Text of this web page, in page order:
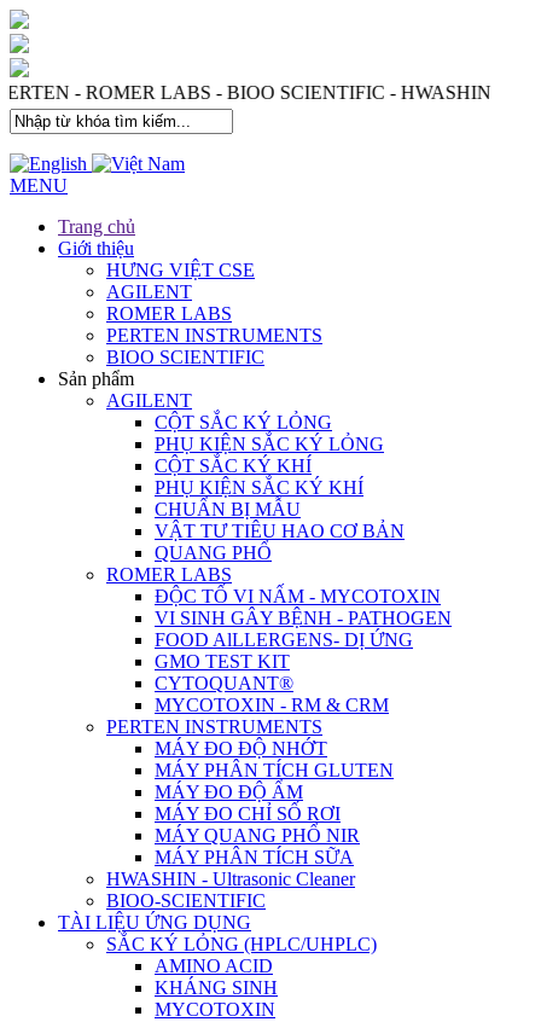
- ROMER LABS - BIOO SCIENTIFIC - HWASHIN
MENU
Trang chủ
Giới thiệu
HƯNG VIỆT CSE
AGILENT
ROMER LABS
PERTEN INSTRUMENTS
BIOO SCIENTIFIC
Sản phẩm
AGILENT
CỘT SẮC KÝ LỎNG
PHỤ KIỆN SẮC KÝ LỎNG
CỘT SẮC KÝ KHÍ
PHỤ KIỆN SẮC KÝ KHÍ
CHUẨN BỊ MẪU
VẬT TƯ TIÊU HAO CƠ BẢN
QUANG PHỔ
ROMER LABS
ĐỘC TỐ VI NẤM - MYCOTOXIN
VI SINH GÂY BỆNH - PATHOGEN
FOOD AlLLERGENS- DỊ ỨNG
GMO TEST KIT
CYTOQUANT®
MYCOTOXIN - RM & CRM
PERTEN INSTRUMENTS
MÁY ĐO ĐỘ NHỚT
MÁY PHÂN TÍCH GLUTEN
MÁY ĐO ĐỘ ẨM
MÁY ĐO CHỈ SỐ RƠI
MÁY QUANG PHỔ NIR
MÁY PHÂN TÍCH SỮA
HWASHIN - Ultrasonic Cleaner
BIOO-SCIENTIFIC
TÀI LIỆU ỨNG DỤNG
SẮC KÝ LỎNG (HPLC/UHPLC)
AMINO ACID
KHÁNG SINH
MYCOTOXIN